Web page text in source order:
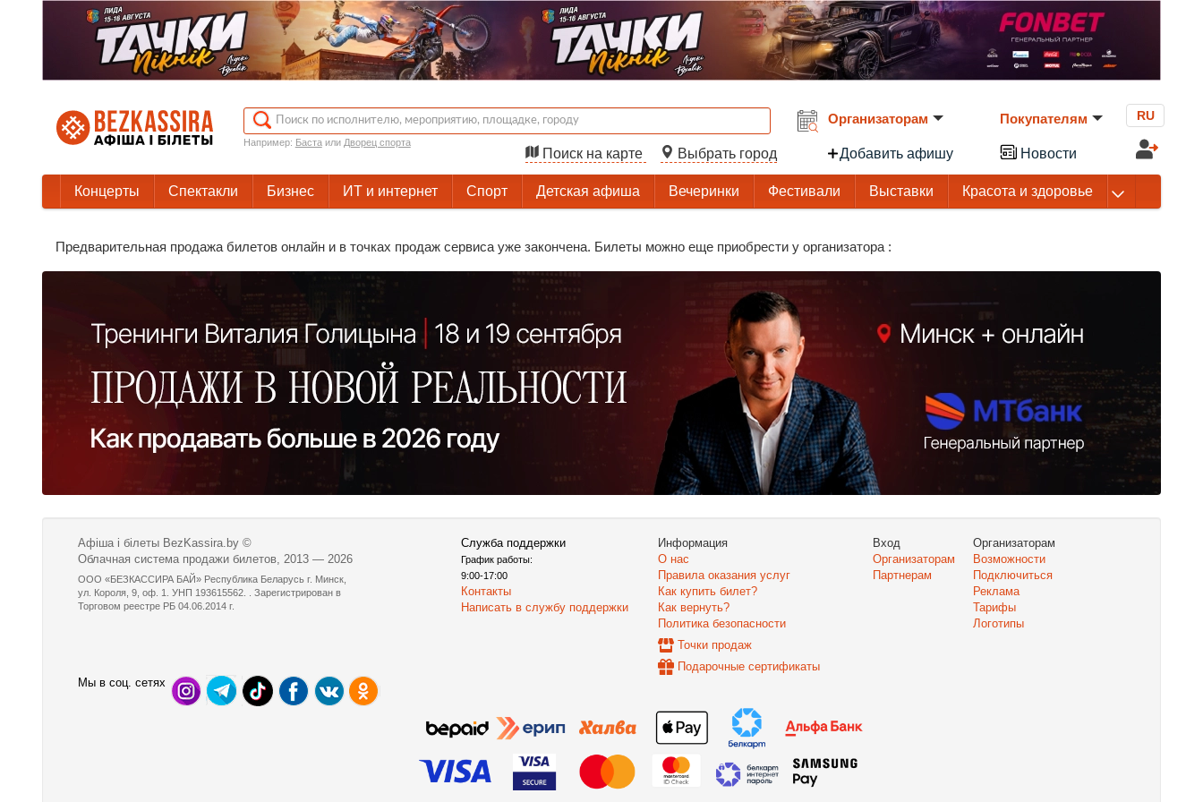
Например: Бастаили Дворец спорта
Поиск на карте Выбрать город
Организаторам
Добавить афишу
Покупателям
Новости
RU
Концерты Спектакли Бизнес ИТ и интернет Спорт Детская афиша Вечеринки Фестивали Выставки Красота и здоровье
Предварительная продажа билетов онлайн и в точках продаж сервиса уже закончена. Билеты можно еще приобрести у организатора :
Афіша і білеты BezKassira.by ©
Облачная система продажи билетов, 2013 — 2026
ООО «БЕЗКАССИРА БАЙ» Республика Беларусь г. Минск,
ул. Короля, 9, оф. 1. УНП 193615562. . Зарегистрирован в
Торговом реестре РБ 04.06.2014 г.
Служба поддержки
График работы:
9:00-17:00
Контакты
Написать в службу поддержки
Информация
О нас
Правила оказания услуг
Как купить билет?
Как вернуть?
Политика безопасности
Точки продаж
Подарочные сертификаты
Вход
Организаторам
Партнерам
Организаторам
Возможности
Подключиться
Реклама
Тарифы
Логотипы
Мы в соц. сетях